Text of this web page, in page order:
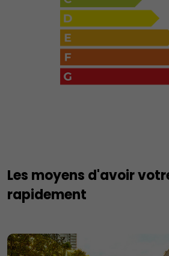
Les moyens d'avoir
rapidement